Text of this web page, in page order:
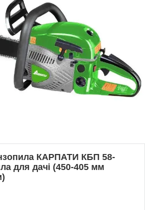
КАРПАТИ КБП 58-
для дачі (450-405 мм